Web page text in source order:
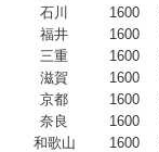
石川
1600
福井
1600
三重
1600
滋賀
1600
京都
1600
奈良
1600
和歌山
1600